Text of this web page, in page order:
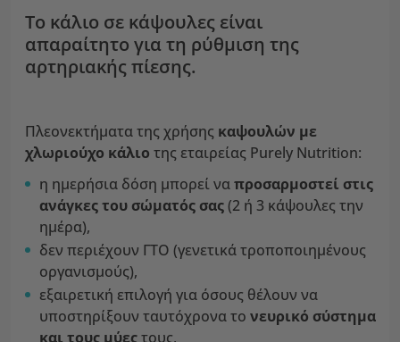
Το κάλιο σε κάψουλες είναι
απαραίτητο για τη ρύθμιση της
αρτηριακής πίεσης.
Πλεονεκτήματα της χρήσης καψουλών με
χλωριούχο κάλιο της εταιρείας Purely Nutrition:
η ημερήσια δόση μπορεί ναπροσαρμοστεί στις
ανάγκες του σώματός σας(2 ή 3 κάψουλες την
ημέρα),
δεν περιέχουν ΓΤΟ (γενετικά τροποποιημένους
οργανισμούς),
εξαιρετική επιλογή για όσους θέλουν να
υποστηρίξουν ταυτόχρονα το νευρικό σύστημα
και τους μύεςτους,